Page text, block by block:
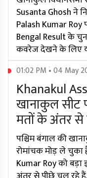
Susanta Ghosh ने
Palash Kumar Roy
Bengal Result के
कवरेज देखने के लिए
01:02 PM • 04 May
Khanakul
खानाकुल सीट
मतों के अंतर से
पश्चिम बंगाल की
रोमांचक मोड़ ले चुका
Kumar Roy को